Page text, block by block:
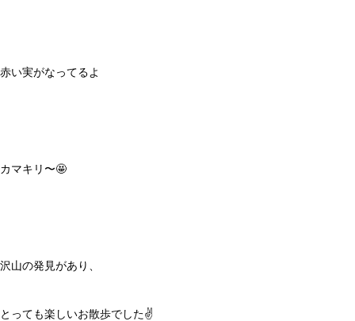
赤い実がなってるよ
カマキリ〜🤩
沢山の発見があり、
とっても楽しいお散歩でした✌️